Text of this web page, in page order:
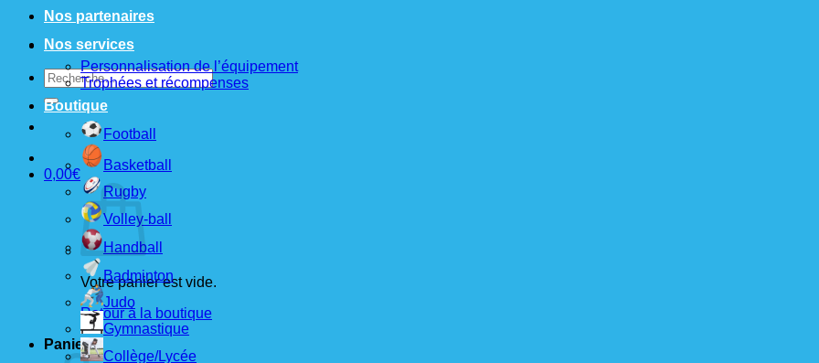
Recherche
pour :
0,00€
Votre panier est vide.
Retour à la boutique
Panier
Nos partenaires
Nos services
Personnalisation de l’équipement
Trophées et récompenses
Boutique
Football
Basketball
Rugby
Volley-ball
Handball
Badminton
Judo
Gymnastique
Collège/Lycée